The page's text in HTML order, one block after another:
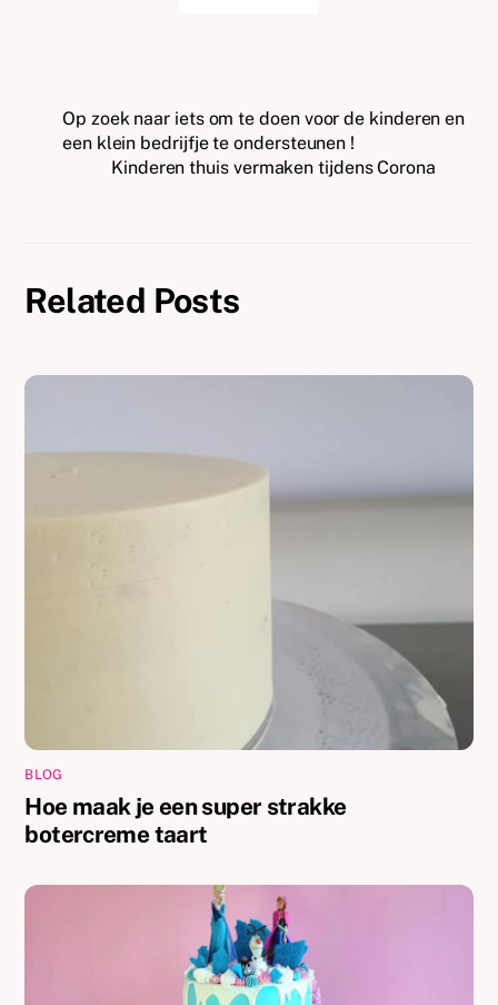
Op zoek naar iets om te doen voor de kinderen en
een klein bedrijfje te ondersteunen !
Kinderen thuis vermaken tijdens Corona
Related Posts
BLOG
Hoe maak je een super strakke
botercreme taart